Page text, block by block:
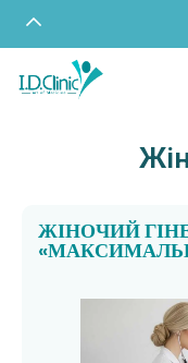
ЖІНОЧИЙ